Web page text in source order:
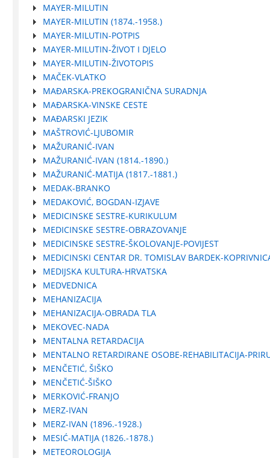
MAYER-MILUTIN
MAYER-MILUTIN (1874.-1958.)
MAYER-MILUTIN-POTPIS
MAYER-MILUTIN-ŽIVOT I DJELO
MAYER-MILUTIN-ŽIVOTOPIS
MAČEK-VLATKO
MAĐARSKA-PREKOGRANIČNA SURADNJA
MAĐARSKA-VINSKE CESTE
MAĐARSKI JEZIK
MAŠTROVIĆ-LJUBOMIR
MAŽURANIĆ-IVAN
MAŽURANIĆ-IVAN (1814.-1890.)
MAŽURANIĆ-MATIJA (1817.-1881.)
MEDAK-BRANKO
MEDAKOVIĆ, BOGDAN-IZJAVE
MEDICINSKE SESTRE-KURIKULUM
MEDICINSKE SESTRE-OBRAZOVANJE
MEDICINSKE SESTRE-ŠKOLOVANJE-POVIJEST
MEDICINSKI CENTAR DR. TOMISLAV BARDEK-
MEDIJSKA KULTURA-HRVATSKA
MEDVEDNICA
MEHANIZACIJA
MEHANIZACIJA-OBRADA TLA
MEKOVEC-NADA
MENTALNA RETARDACIJA
MENTALNO RETARDIRANE OSOBE-REHABILITACIJA-
MENČETIĆ, ŠIŠKO
MENČETIĆ-ŠIŠKO
MERKOVIĆ-FRANJO
MERZ-IVAN
MERZ-IVAN (1896.-1928.)
MESIĆ-MATIJA (1826.-1878.)
METEOROLOGIJA